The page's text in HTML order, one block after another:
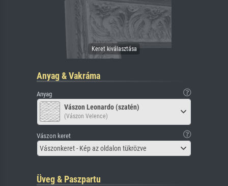
Anyag & Vakráma
Anyag
Vászon Leonardo (szatén)
(Vászon Velence)
Vászon keret
Vászonkeret - Kép az oldalon tükrözve
Üveg & Paszpartu